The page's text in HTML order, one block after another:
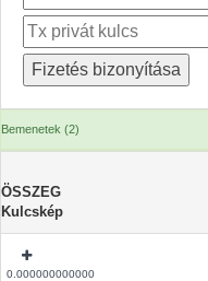
Bemenetek (2)
ÖSSZEG
Kulcskép
0.000000000000